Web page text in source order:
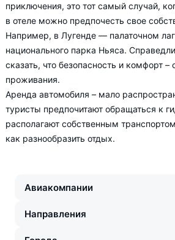
приключения, это тот самый случай,
в отеле можно предпочесть свое
Например, в Лугенде — палаточном
национального парка Ньяса.
сказать, что безопасность и комфорт –
проживания.
Аренда автомобиля – мало
туристы предпочитают обращаться к
располагают собственным
как разнообразить отдых.
Авиакомпании
Направления